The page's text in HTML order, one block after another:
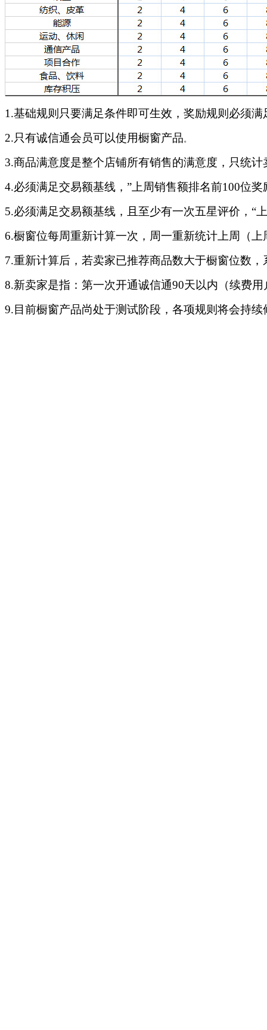
1.基础规则只要满足条件即可生效，奖励规则必须
2.只有诚信通会员可以使用橱窗产品
3.商品满意度是整个店铺所有销售的满意度，只统计
4.必须满足交易额基线，”上周销售额排名前100位奖
5.必须满足交易额基线，且至少有一次五星评价，“
6.橱窗位每周重新计算一次，周一重新统计上周（
7.重新计算后，若卖家已推荐商品数大于橱窗位数
8.新卖家是指：第一次开通诚信通90天以内（续费
9.目前橱窗产品尚处于测试阶段，各项规则将会持